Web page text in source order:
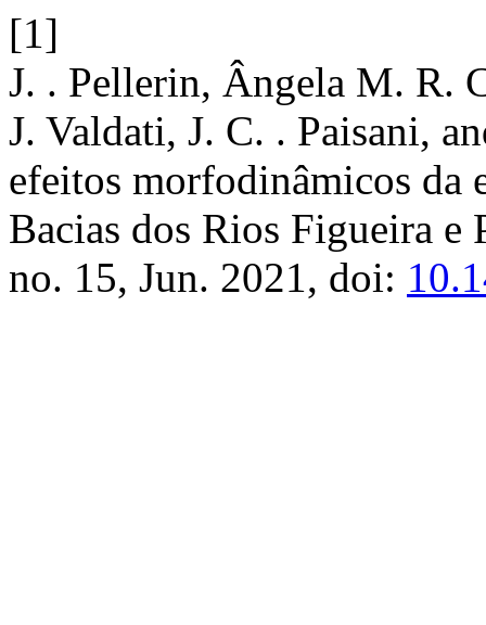
[1]
J. . Pellerin, Ângela M. R.
J. Valdati, J. C. . Paisani,
efeitos morfodinâmicos da
Bacias dos Rios Figueira
no. 15, Jun. 2021, doi: